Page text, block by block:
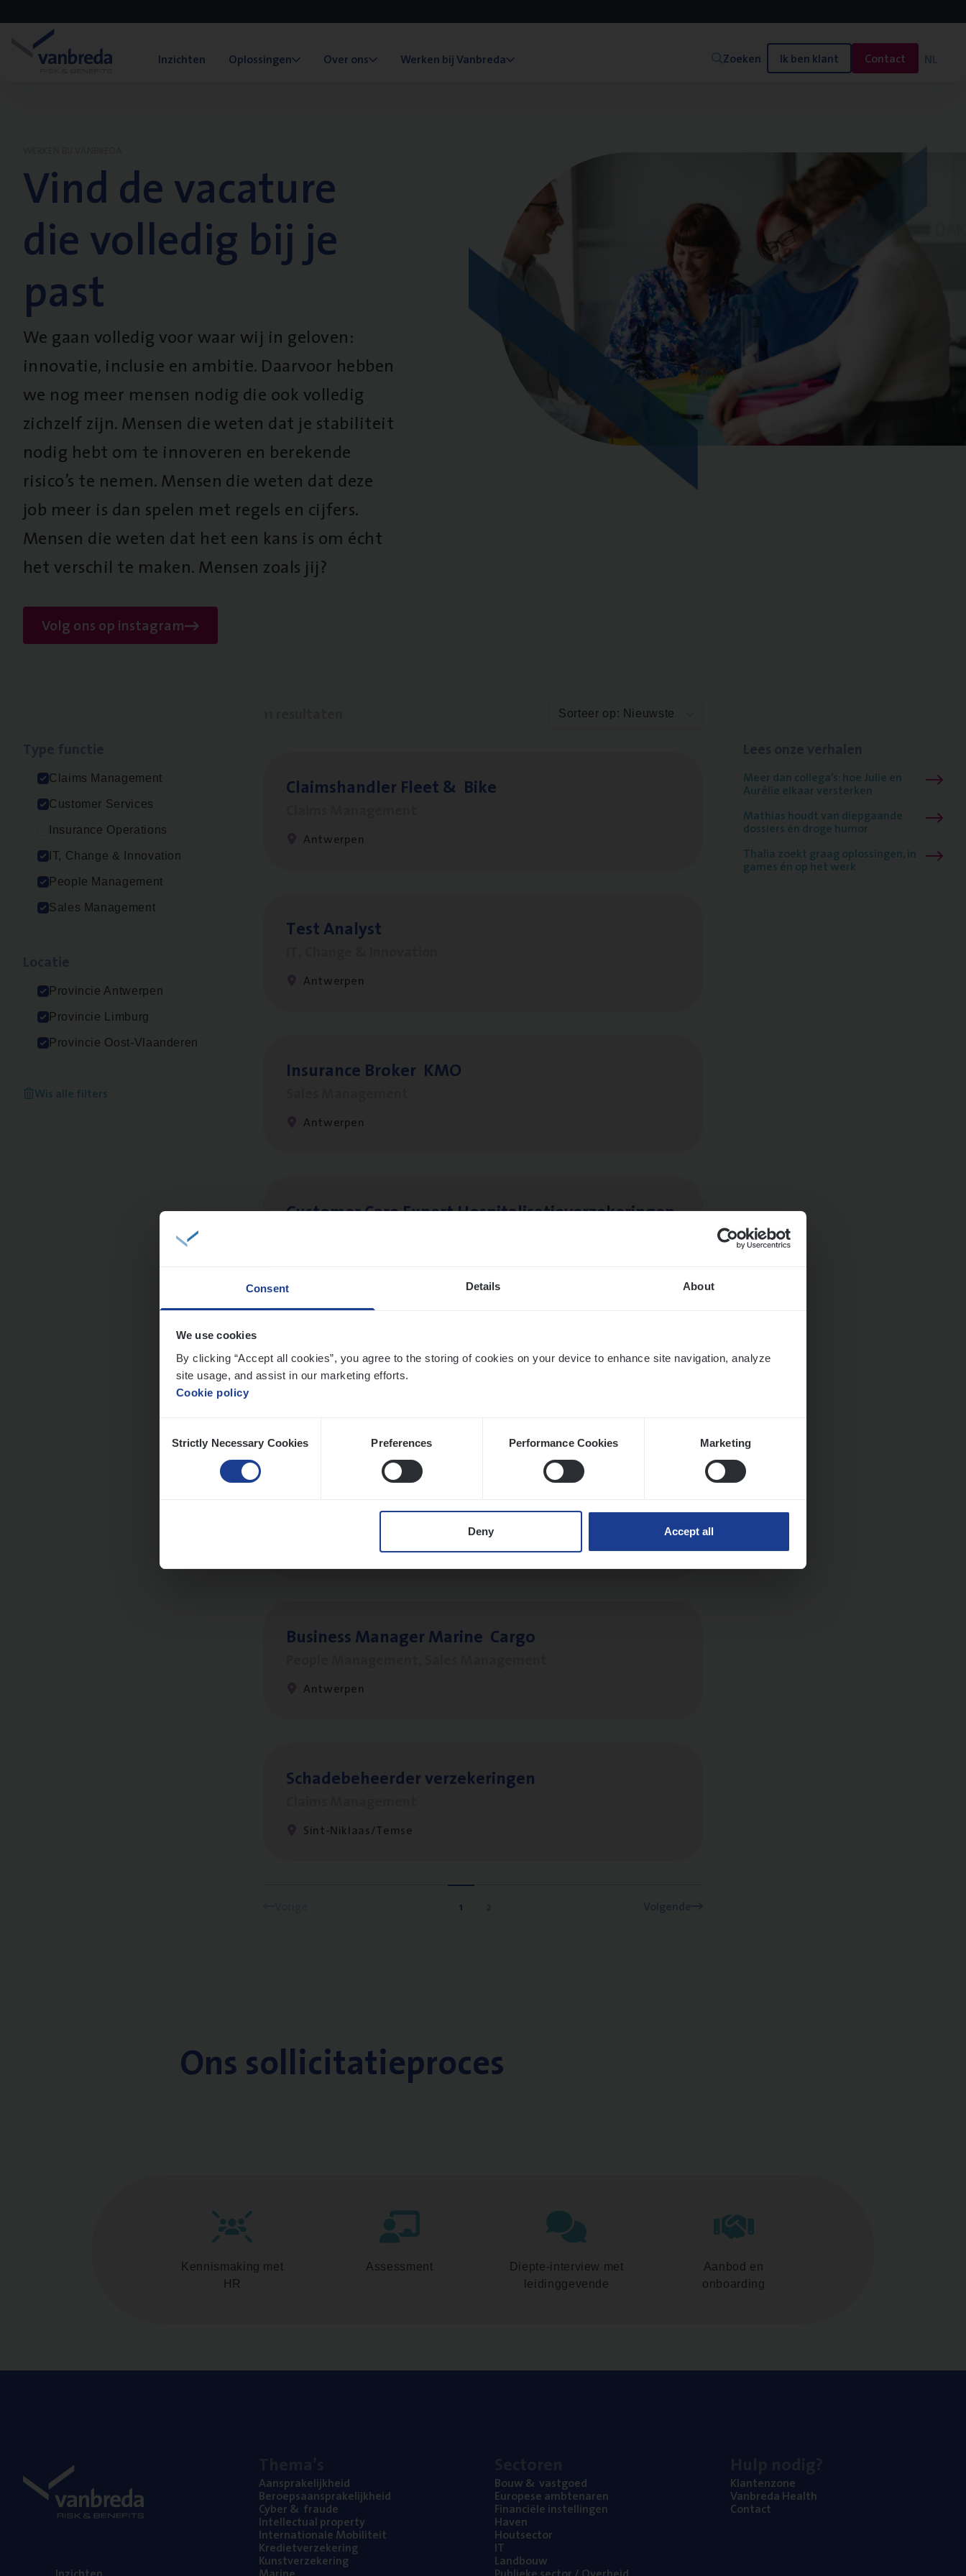
Consent Details About
We use cookies
By clicking “Accept all cookies”, you agree to the storing of cookies on your device to enhance site navigation, analyze
site usage, and assist in our marketing efforts.
Cookie policy
Selection
Strictly Necessary Cookies Preferences Performance Cookies Marketing
Deny Accept all
Inzichten Oplossingen Over ons Werken bij Vanbreda Zoeken Ik ben klant Contact NL
Vind de vacature
die volledig bij je
past
We gaan volledig voor waar wij in geloven:
innovatie, inclusie en ambitie. Daarvoor hebben
we nog meer mensen nodig die ook volledig
zichzelf zijn. Mensen die weten dat je stabiliteit
nodig hebt om te innoveren en berekende
risico’s te nemen. Mensen die weten dat deze
job meer is dan spelen met regels en cijfers.
Mensen die weten dat het een kans is om écht
het verschil te maken. Mensen zoals jij?
Volg ons op instagram
Claims Management
Customer Services
Insurance Operations
IT, Change & Innovation
People Management
Sales Management
Provincie Antwerpen
Provincie Limburg
Provincie Oost-Vlaanderen
Wis alle filters
Sorteer op: Nieuwste
Claims­hand­ler Fleet& Bike
Antwerpen
Test Ana­lyst
Antwerpen
Insu­ran­ce Bro­ker KMO
Antwerpen
Cus­to­mer Care Expert Hospitalisatieverzekeringen
Cor­po­ra­te Insu­ran­ce Bro­ker Property
Sales Management
Claims Management
Busi­ness Mana­ger Mari­ne Cargo
Antwerpen
Scha­de­be­heer­der verzekeringen
Sint-Niklaas/Temse
1 2 Volgende
Meer dan collega’s: hoe Julie en
Aurélie elkaar versterken
Mathias houdt van diepgaande
dossiers én droge humor
Thalia zoekt graag oplossingen, in
games én op het werk
Ons sollicitatieproces
Kennismaking met
HR
Assessment
Diepte-interview met
leidinggevende
Aanbod en
onboarding
Aan­spra­ke­lijk­heid
Beroeps­aan­spra­ke­lijk­heid
Cyber& fraude
Intel­lec­tu­al property
Inter­na­ti­o­na­le Mobiliteit
Kre­diet­ver­ze­ke­ring
Kunst­ver­ze­ke­ring
Bouw& vastgoed
Euro­pe­se ambtenaren
Finan­ci­ë­le instellingen
Haven
Hout­sec­tor
IT
Land­bouw
Klan­ten­zo­ne
Van­b­re­da Health
Con­tact